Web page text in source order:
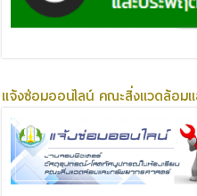
แจ้งซ่อมออนไลน์ คณะสิ่งแวดล้อม